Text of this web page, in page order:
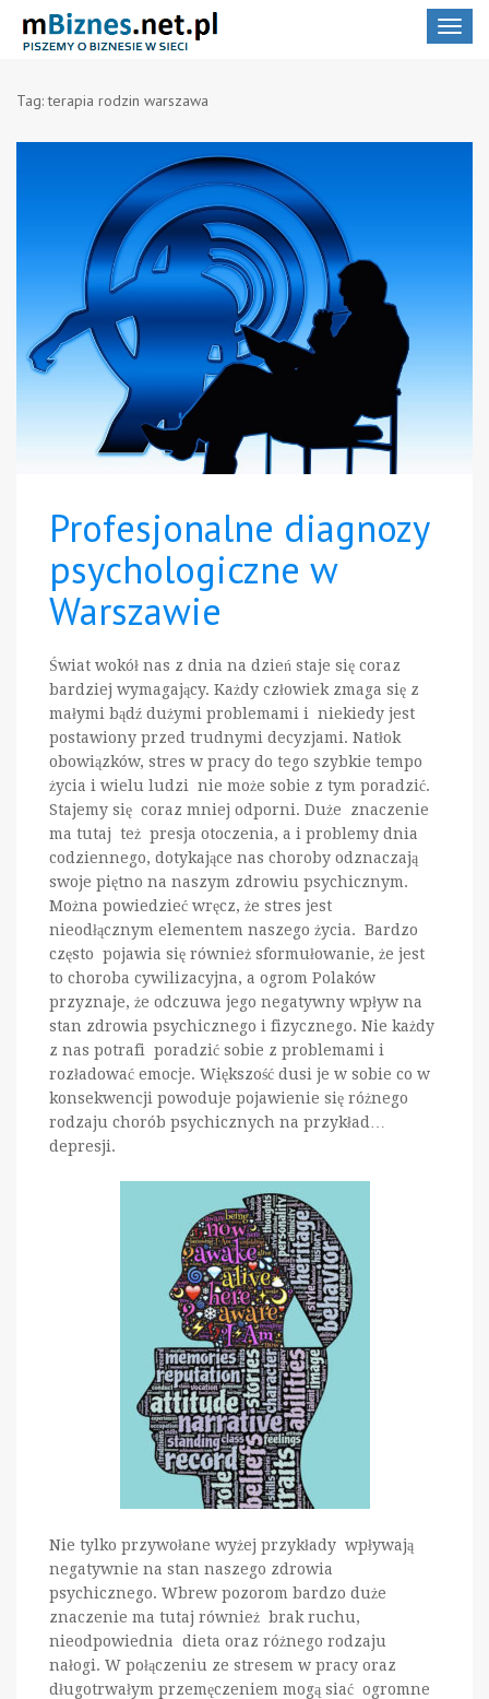
Toggle
Tag:terapia rodzin warszawa
Profesjonalne diagnozy
psychologiczne w
Warszawie
Świat wokół nas z dnia na dzień staje się coraz
bardziej wymagający. Każdy człowiek zmaga się z
małymi bądź dużymi problemami i niekiedy jest
postawiony przed trudnymi decyzjami. Natłok
obowiązków, stres w pracy do tego szybkie tempo
życia i wielu ludzi nie może sobie z tym poradzić.
Stajemy się coraz mniej odporni. Duże znaczenie
ma tutaj też presja otoczenia, a i problemy dnia
codziennego, dotykające nas choroby odznaczają
swoje piętno na naszym zdrowiu psychicznym.
Można powiedzieć wręcz, że stres jest
nieodłącznym elementem naszego życia. Bardzo
często pojawia się również sformułowanie, że jest
to choroba cywilizacyjna, a ogrom Polaków
przyznaje, że odczuwa jego negatywny wpływ na
stan zdrowia psychicznego i fizycznego. Nie każdy
z nas potrafi poradzić sobie z problemami i
rozładować emocje. Większość dusi je w sobie co w
konsekwencji powoduje pojawienie się różnego
rodzaju chorób psychicznych na przykład…
depresji.
Nie tylko przywołane wyżej przykłady wpływają
negatywnie na stan naszego zdrowia
psychicznego. Wbrew pozorom bardzo duże
znaczenie ma tutaj również brak ruchu,
nieodpowiednia dieta oraz różnego rodzaju
nałogi. W połączeniu ze stresem w pracy oraz
długotrwałym przemęczeniem mogą siać ogromne